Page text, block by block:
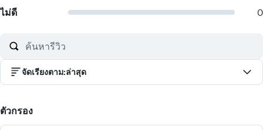
ไม่ดี
0
จัดเรียงตาม:ล่าสุด
ตัวกรอง